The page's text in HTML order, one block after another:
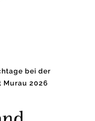
bei der
Murau 2026